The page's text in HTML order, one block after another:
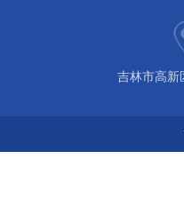
吉林市高新